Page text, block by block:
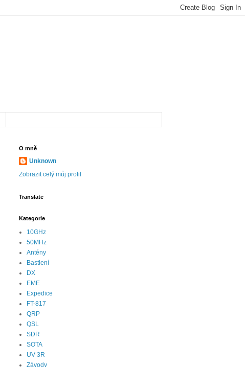
O mně
Unknown
Zobrazit celý můj profil
Translate
Kategorie
10GHz
50MHz
Antény
Bastlení
DX
EME
Expedice
FT-817
QRP
QSL
SDR
SOTA
UV-3R
Závody